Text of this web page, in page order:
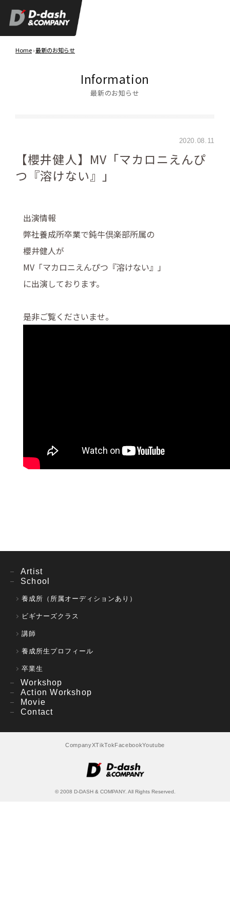
Home›最新のお知らせ
Information
最新のお知らせ
2020.08.11
【櫻井健人】MV「マカロニえんぴ
つ『溶けない』」
出演情報
弊社養成所卒業で鈍牛倶楽部所属の
櫻井健人が
MV「マカロニえんぴつ『溶けない』」
に出演しております。
是非ご覧くださいませ。
Artist
School
養成所（所属オーディションあり）
ビギナーズクラス
講師
養成所生プロフィール
卒業生
Workshop
Action Workshop
Movie
Contact
CompanyXTikTokFacebookYoutube
© 2008 D-DASH & COMPANY. All Rights Reserved.